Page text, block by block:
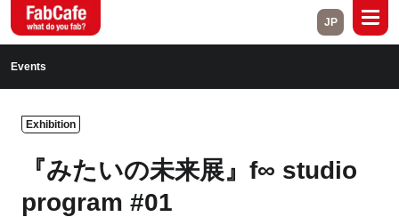
JP
Events
Exhibition
『みたいの未来展』f∞ studio
program #01